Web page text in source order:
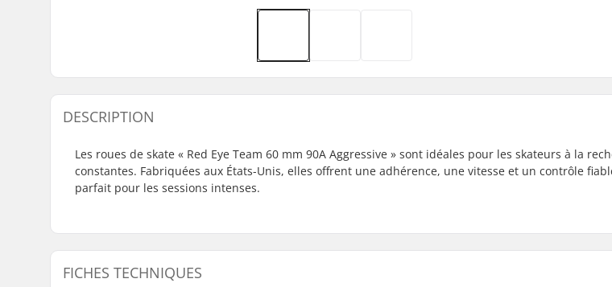
DESCRIPTION
Les roues de skate « Red Eye Team 60 mm 90A Aggressive » sont idéales pour les skateurs à la
constantes. Fabriquées aux États-Unis, elles offrent une adhérence, une vitesse et un contrôle
parfait pour les sessions intenses.
FICHES TECHNIQUES